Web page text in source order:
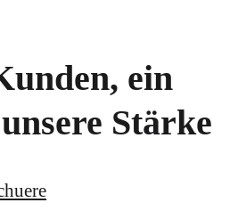
ein
Stärke